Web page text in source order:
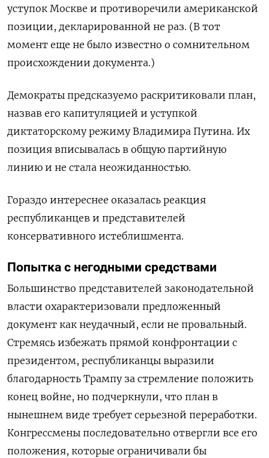
уступок Москве и противоречили американской
позиции, декларированной не раз. (В тот
момент еще не было известно о сомнительном
происхождении документа.)
Демократы предсказуемо раскритиковали план,
назвав его капитуляцией и уступкой
диктаторскому режиму Владимира Путина. Их
позиция вписывалась в общую партийную
линию и не стала неожиданностью.
Гораздо интереснее оказалась реакция
республиканцев и представителей
консервативного истеблишмента.
Попытка с негодными средствами
Большинство представителей законодательной
власти охарактеризовали предложенный
документ как неудачный, если не провальный.
Стремясь избежать прямой конфронтации с
президентом, республиканцы выразили
благодарность Трампу за стремление положить
конец войне, но подчеркнули, что план в
нынешнем виде требует серьезной переработки.
Конгрессмены последовательно отвергли все его
положения, которые ограничивали бы